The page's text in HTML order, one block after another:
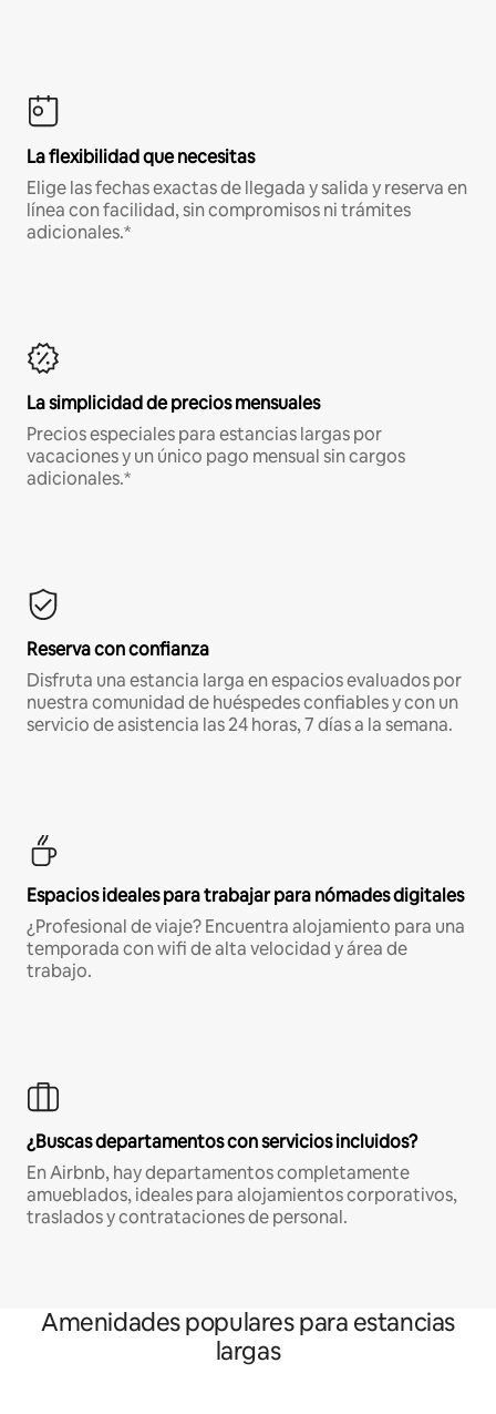
La flexibilidad que necesitas
Elige las fechas exactas de llegada y salida y reserva en
línea con facilidad, sin compromisos ni trámites
adicionales.*
La simplicidad de precios mensuales
Precios especiales para estancias largas por
vacaciones y un único pago mensual sin cargos
adicionales.*
Reserva con confianza
Disfruta una estancia larga en espacios evaluados por
nuestra comunidad de huéspedes confiables y con un
servicio de asistencia las 24 horas, 7 días a la semana.
Espacios ideales para trabajar para nómades digitales
¿Profesional de viaje? Encuentra alojamiento para una
temporada con wifi de alta velocidad y área de
trabajo.
¿Buscas departamentos con servicios incluidos?
En Airbnb, hay departamentos completamente
amueblados, ideales para alojamientos corporativos,
traslados y contrataciones de personal.
Amenidades populares para estancias
largas